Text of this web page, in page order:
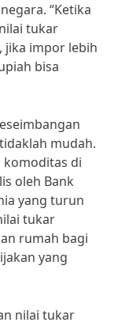
“Ketika
tukar
jika impor lebih
bisa
mudah.
komoditas di
oleh Bank
yang turun
tukar
rumah bagi
yang
nilai tukar